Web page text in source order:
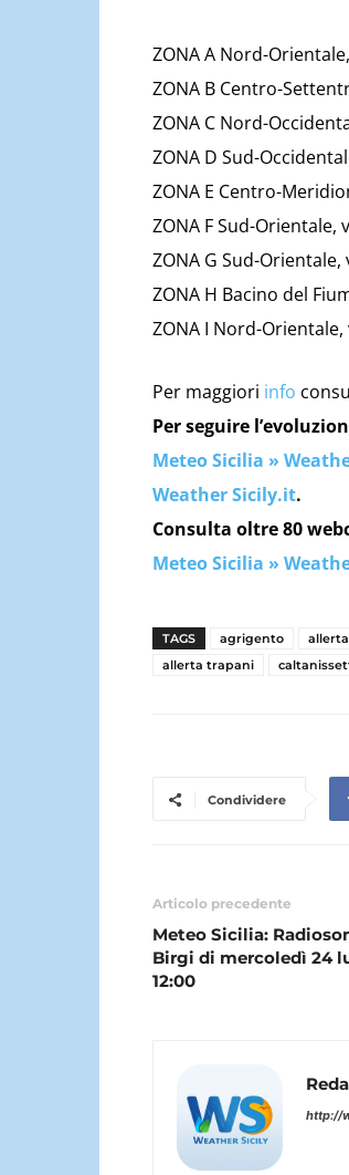
ZONA A Nord-
ZONA B Centro-
ZONA C Nord-
ZONA D Sud-
ZONA E Centro-
ZONA F Sud-
ZONA G Sud-
ZONA H Bacino del
ZONA I Nord-
Per maggiori info
Per seguire
Meteo Sicilia »
Weather Sicily.it.
Consulta oltre 80
Meteo Sicilia »
TAGS agrigento allerta
allerta trapani
Condividere
Articolo precedente
Meteo Sicilia:
Birgi di mercoledì 24
12:00
http://